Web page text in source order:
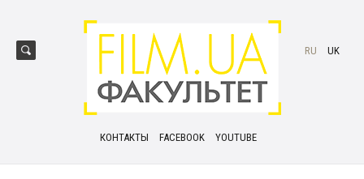
КОНТАКТЫ FACEBOOK YOUTUBE
RU UK